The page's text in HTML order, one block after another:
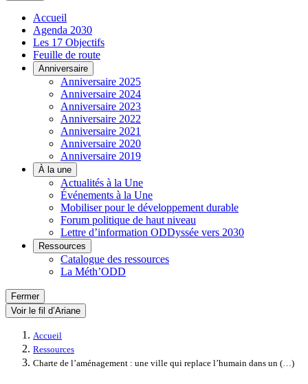
Accueil
Agenda 2030
Les 17 Objectifs
Feuille de route
Anniversaire
Anniversaire 2025
Anniversaire 2024
Anniversaire 2023
Anniversaire 2022
Anniversaire 2021
Anniversaire 2020
Anniversaire 2019
À la une
Actualités à la Une
Événements à la Une
Mobiliser pour le développement durable
Forum politique de haut niveau
Lettre d’information ODDyssée vers 2030
Ressources
Catalogue des ressources
La Méth’ODD
Fermer
Voir le fil d’Ariane
Accueil
Ressources
Charte de l’aménagement : une ville qui replace l’humain dans un (…)